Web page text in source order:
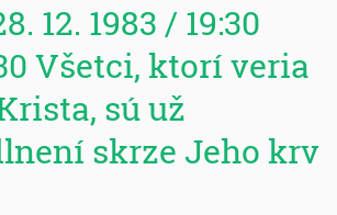
12. 1983 / 19:30
Všetci, ktorí veria
sú už
skrze Jeho krv